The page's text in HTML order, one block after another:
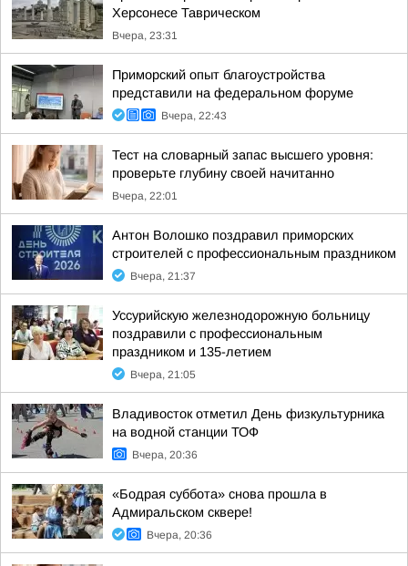
Херсонесе Таврическом
Вчера, 23:31
Приморский опыт благоустройства
представили на федеральном форуме
Вчера, 22:43
Тест на словарный запас высшего уровня:
проверьте глубину своей начитанно
Вчера, 22:01
Антон Волошко поздравил приморских
строителей с профессиональным праздником
Вчера, 21:37
Уссурийскую железнодорожную больницу
поздравили с профессиональным
праздником и 135-летием
Вчера, 21:05
Владивосток отметил День физкультурника
на водной станции ТОФ
Вчера, 20:36
«Бодрая суббота» снова прошла в
Адмиральском сквере!
Вчера, 20:36